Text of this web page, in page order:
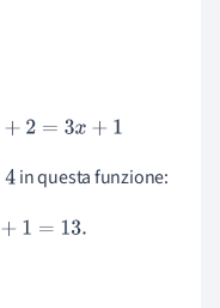
2=3x +1
in questa funzione:
1= 13.